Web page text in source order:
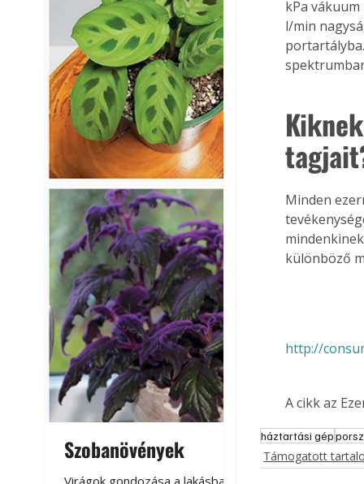
Szobanövények
Virágoskert:
teraszon,
kPa
l/min
Minden
különböző
http://
A cikk az
háztartási gép
Támogatott